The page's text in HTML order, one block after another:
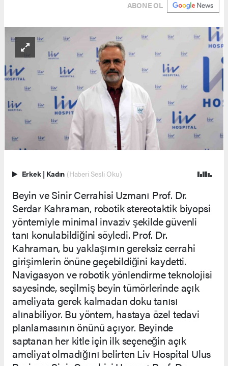
ABONE OL
Erkek | Kadın (Haberi Sesli Oku)
Beyin ve Sinir Cerrahisi Uzmanı Prof. Dr.
Serdar Kahraman, robotik stereotaktik biyopsi
yöntemiyle minimal invaziv şekilde güvenli
tanı konulabildiğini söyledi. Prof. Dr.
Kahraman, bu yaklaşımın gereksiz cerrahi
girişimlerin önüne geçebildiğini kaydetti.
Navigasyon ve robotik yönlendirme teknolojisi
sayesinde, seçilmiş beyin tümörlerinde açık
ameliyata gerek kalmadan doku tanısı
alınabiliyor. Bu yöntem, hastaya özel tedavi
planlamasının önünü açıyor. Beyinde
saptanan her kitle için ilk seçeneğin açık
ameliyat olmadığını belirten Liv Hospital Ulus